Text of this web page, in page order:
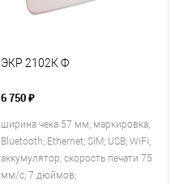
ЭКР 2102К Ф
6 750 ₽
ширина чека 57 мм; маркировка;
Bluetooth; Ethernet; SIM; USB; WiFi;
аккумулятор; скорость печати 75
мм/с; 7 дюймов;